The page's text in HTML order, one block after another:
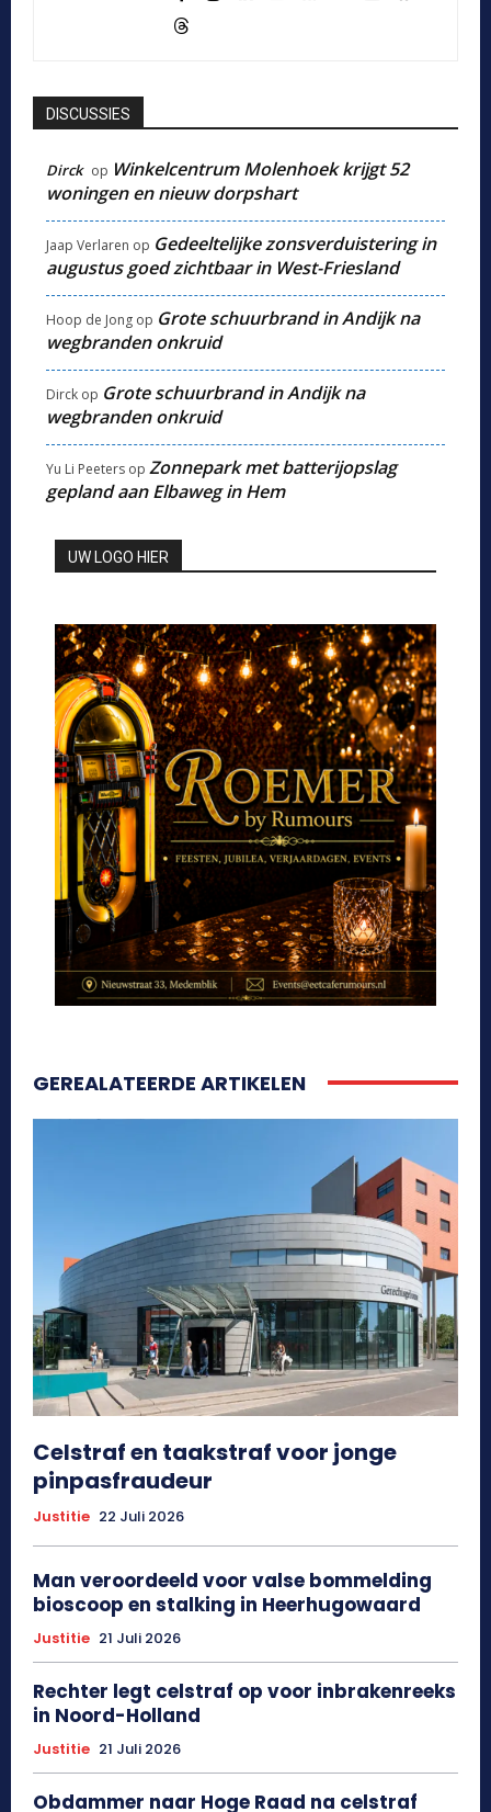
DISCUSSIES
Dirck op Winkelcentrum Molenhoek krijgt 52
woningen en nieuw dorpshart
Jaap Verlaren op Gedeeltelijke zonsverduistering in
augustus goed zichtbaar in West-Friesland
Hoop de Jong op Grote schuurbrand in Andijk na
wegbranden onkruid
Dirck op Grote schuurbrand in Andijk na
wegbranden onkruid
Yu Li Peeters op Zonnepark met batterijopslag
gepland aan Elbaweg in Hem
UW LOGO HIER
GEREALATEERDE ARTIKELEN
Celstraf en taakstraf voor jonge
pinpasfraudeur
Justitie 22 Juli 2026
Man veroordeeld voor valse bommelding
bioscoop en stalking in Heerhugowaard
Justitie 21 Juli 2026
Rechter legt celstraf op voor inbrakenreeks
in Noord-Holland
Justitie 21 Juli 2026
Obdammer naar Hoge Raad na celstraf